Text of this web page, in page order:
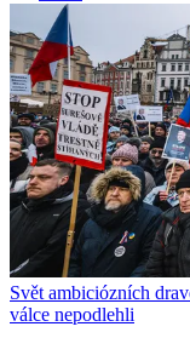
Svět ambiciózních
válce nepodlehli